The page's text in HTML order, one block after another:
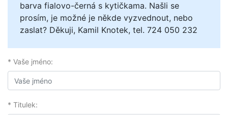
barva fialovo-černá s kytičkama. Našli se
prosím, je možné je někde vyzvednout, nebo
zaslat? Děkuji, Kamil Knotek, tel. 724 050 232
* Vaše jméno:
* Titulek: